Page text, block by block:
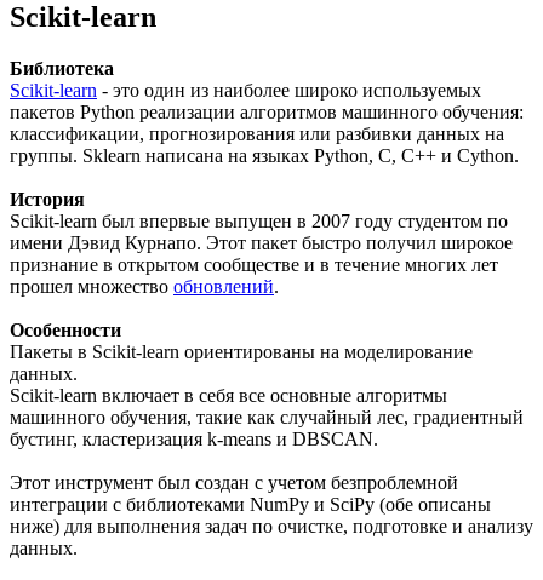
Scikit-learn
Библиотека
Scikit-learn - это один из наиболее широко используемых
пакетов Python реализации алгоритмов машинного обучения:
классификации, прогнозирования или разбивки данных на
группы. Sklearn написана на языках Python, C, C++ и Cython.
История
Scikit-learn был впервые выпущен в 2007 году студентом по
имени Дэвид Курнапо. Этот пакет быстро получил широкое
признание в открытом сообществе и в течение многих лет
прошел множество обновлений.
Особенности
Пакеты в Scikit-learn ориентированы на моделирование
данных.
Scikit-learn включает в себя все основные алгоритмы
машинного обучения, такие как случайный лес, градиентный
бустинг, кластеризация k-means и DBSCAN.
Этот инструмент был создан с учетом безпроблемной
интеграции с библиотеками NumPy и SciPy (обе описаны
ниже) для выполнения задач по очистке, подготовке и анализу
данных.